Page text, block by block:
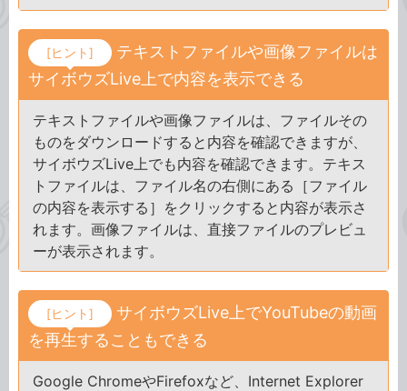
[ヒント]
テキストファイルや画像ファイルは
サイボウズLive上で内容を表示できる
テキストファイルや画像ファイルは、ファイルその
ものをダウンロードすると内容を確認できますが、
サイボウズLive上でも内容を確認できます。テキス
トファイルは、ファイル名の右側にある［ファイル
の内容を表示する］をクリックすると内容が表示さ
れます。画像ファイルは、直接ファイルのプレビュ
ーが表示されます。
[ヒント]
サイボウズLive上でYouTubeの動画
を再生することもできる
Google ChromeやFirefoxなど、Internet Explorer